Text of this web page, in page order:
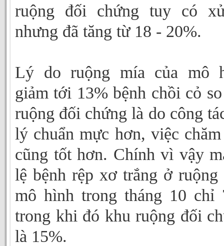
ruộng đối chứng tuy có
nhưng đã tăng từ 18 - 20%.
Lý do ruộng mía của mô
giảm tới 13% bệnh chồi cỏ
ruộng đối chứng là do công
lý chuẩn mực hơn, việc chăm
cũng tốt hơn. Chính vì vậy
lệ bệnh rệp xơ trắng ở ruộng
mô hình trong tháng 10 chỉ
trong khi đó khu ruộng đối
là 15%.